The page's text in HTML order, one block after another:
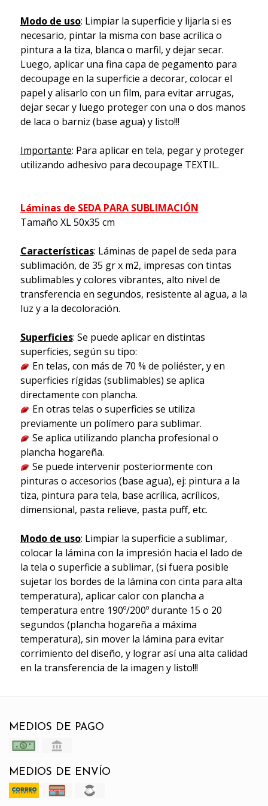
Modo de uso: Limpiar la superficie y lijarla si es
necesario, pintar la misma con base acrílica o
pintura a la tiza, blanca o marfil, y dejar secar.
Luego, aplicar una fina capa de pegamento para
decoupage en la superficie a decorar, colocar el
papel y alisarlo con un film, para evitar arrugas,
dejar secar y luego proteger con una o dos manos
de laca o barniz (base agua) y listo!!!
Importante: Para aplicar en tela, pegar y proteger
utilizando adhesivo para decoupage TEXTIL.
Láminas de SEDA PARA SUBLIMACIÓN
Tamaño XL 50x35 cm
Características: Láminas de papel de seda para
sublimación, de 35 gr x m2, impresas con tintas
sublimables y colores vibrantes, alto nivel de
transferencia en segundos, resistente al agua, a la
luz y a la decoloración.
Superficies: Se puede aplicar en distintas
superficies, según su tipo:
En telas, con más de 70 % de poliéster, y en
superficies rígidas (sublimables) se aplica
directamente con plancha.
En otras telas o superficies se utiliza
previamente un polímero para sublimar.
Se aplica utilizando plancha profesional o
plancha hogareña.
Se puede intervenir posteriormente con
pinturas o accesorios (base agua), ej: pintura a la
tiza, pintura para tela, base acrílica, acrílicos,
dimensional, pasta relieve, pasta puff, etc.
Modo de uso: Limpiar la superficie a sublimar,
colocar la lámina con la impresión hacia el lado de
la tela o superficie a sublimar, (si fuera posible
sujetar los bordes de la lámina con cinta para alta
temperatura), aplicar calor con plancha a
temperatura entre 190º/200º durante 15 o 20
segundos (plancha hogareña a máxima
temperatura), sin mover la lámina para evitar
corrimiento del diseño, y lograr así una alta calidad
en la transferencia de la imagen y listo!!!
MEDIOS DE PAGO
MEDIOS DE ENVÍO